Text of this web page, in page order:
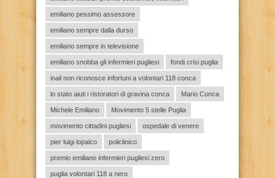
emiliano pessimo assessore
emiliano sempre dalla durso
emiliano sempre in televisione
emiliano snobba gli infermieri pugliesi fondi crisi puglia
inail non riconosce infortuni a volontari 118 conca
lo stato aiuti i ristoratori di gravina conca Mario Conca
Michele Emiliano Movimento 5 stelle Puglia
movimento cittadini pugliesi ospedale di venere
pier luigi lopalco policlinico
premio emiliano infermieri pugliesi zero
puglia volontari 118 a nero